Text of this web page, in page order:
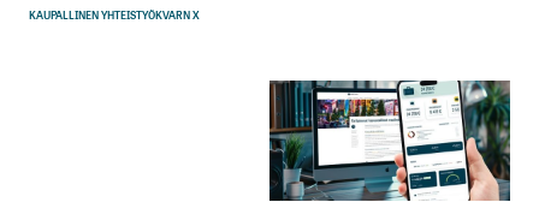
KAUPALLINEN YHTEISTYÖKVARN X